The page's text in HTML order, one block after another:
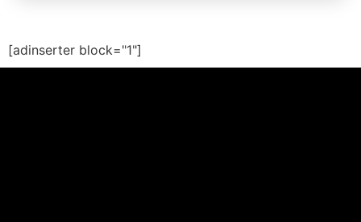
[adinserter block="1"]